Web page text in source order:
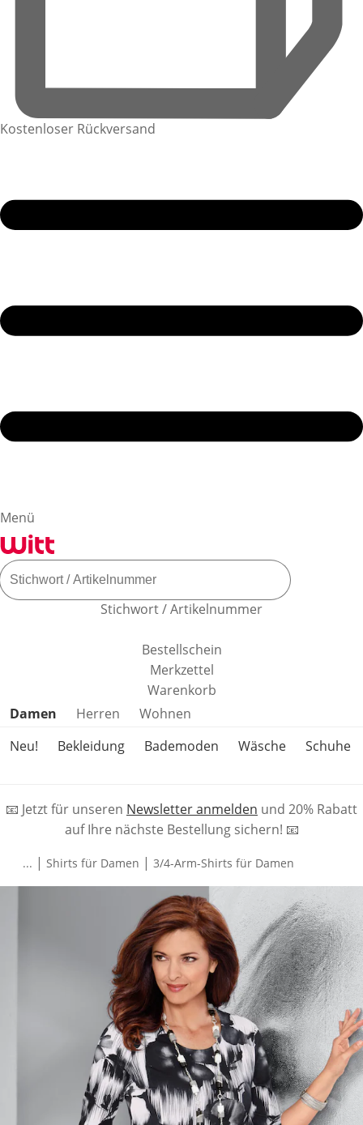
Kostenloser Rückversand
Menü
Stichwort / Artikelnummer
Bestellschein
Merkzettel
Warenkorb
Produktkategorien überspringen
Damen Herren
Wohnen
Neu!
Bekleidung Bademoden Wäsche Schuhe
📧 Jetzt für unseren Newsletter anmelden und 20% Rabatt
auf Ihre nächste Bestellung sichern! 📧
... | Shirts für Damen | 3/4-Arm-Shirts für Damen